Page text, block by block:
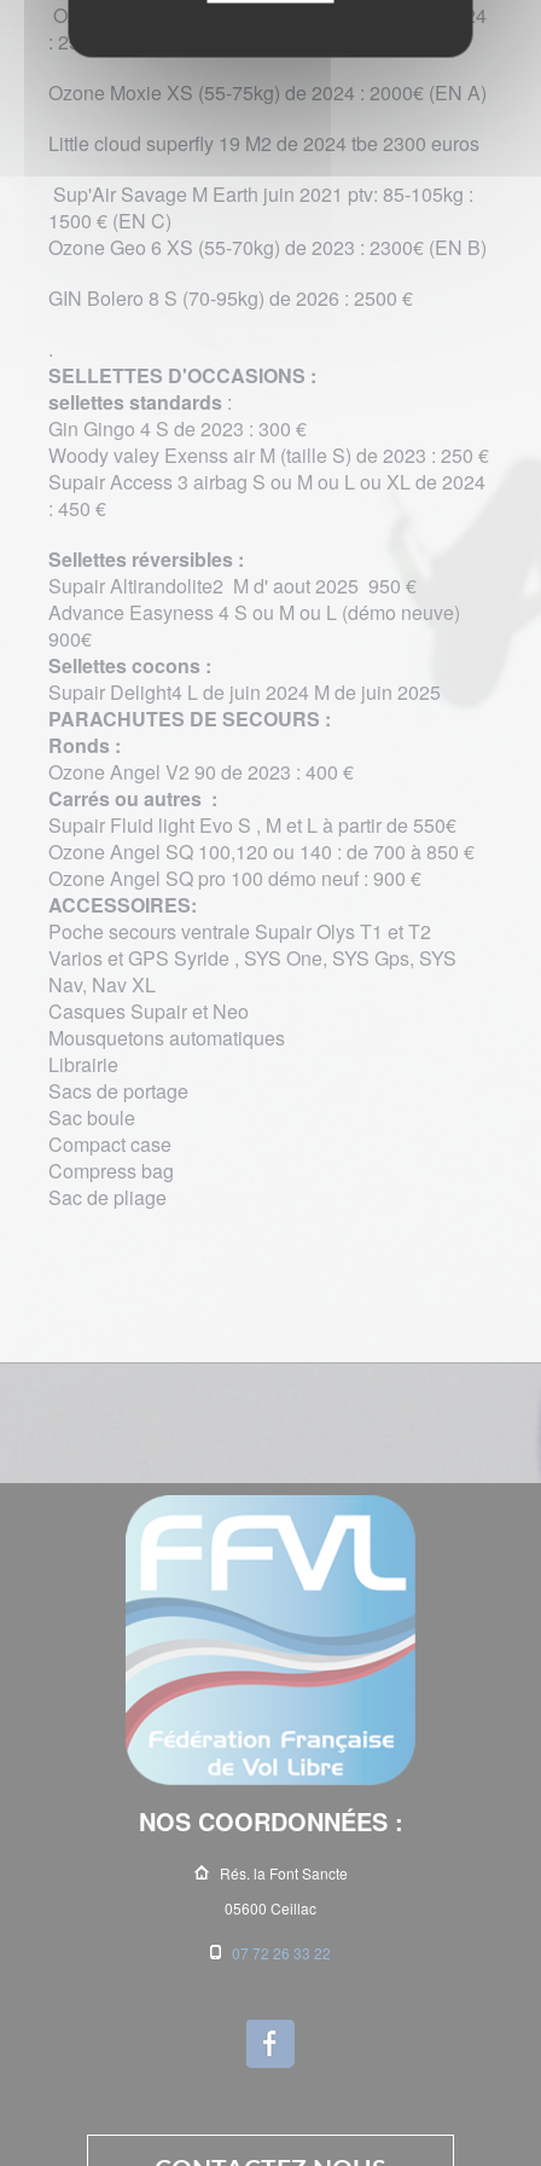
Ozone Alta XS (55-75kg) ou M (80-100kg) de 2024
: 2500€ (EN A+)
Ozone Moxie XS (55-75kg) de 2024 : 2000€ (EN A)
Little cloud superfly 19 M2 de 2024 tbe 2300 euros
Sup'Air Savage M Earth juin 2021 ptv: 85-105kg :
1500 € (EN C)
Ozone Geo 6 XS (55-70kg) de 2023 : 2300€ (EN B)
GIN Bolero 8 S (70-95kg) de 2026 : 2500 €
.
SELLETTES D'OCCASIONS :
sellettes standards :
Gin Gingo 4 S de 2023 : 300 €
Woody valey Exenss air M (taille S) de 2023 : 250 €
Supair Access 3 airbag S ou M ou L ou XL de 2024
: 450 €
Sellettes réversibles :
Supair Altirandolite2 M d' aout 2025 950 €
Advance Easyness 4 S ou M ou L (démo neuve)
900€
Sellettes cocons :
Supair Delight4 L de juin 2024 M de juin 2025
PARACHUTES DE SECOURS :
Ronds :
Ozone Angel V2 90 de 2023 : 400 €
Carrés ou autres :
Supair Fluid light Evo S , M et L à partir de 550€
Ozone Angel SQ 100,120 ou 140 : de 700 à 850 €
Ozone Angel SQ pro 100 démo neuf : 900 €
ACCESSOIRES:
Poche secours ventrale Supair Olys T1 et T2
Varios et GPS Syride , SYS One, SYS Gps, SYS
Nav, Nav XL
Casques Supair et Neo
Mousquetons automatiques
Librairie
Sacs de portage
Sac boule
Compact case
Compress bag
Sac de pliage
NOS COORDONNÉES :
Rés. la Font Sancte
05600 Ceillac
07 72 26 33 22